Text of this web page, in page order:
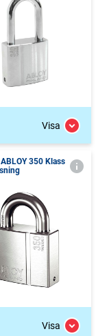
Visa
350 Klass
Visa